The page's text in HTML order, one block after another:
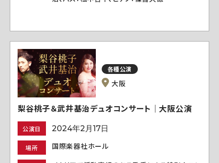
各種公演
大阪
梨谷桃子＆武井基治デュオコンサート｜大阪公演
公演日 2024年2月17日
場所 国際楽器社ホール